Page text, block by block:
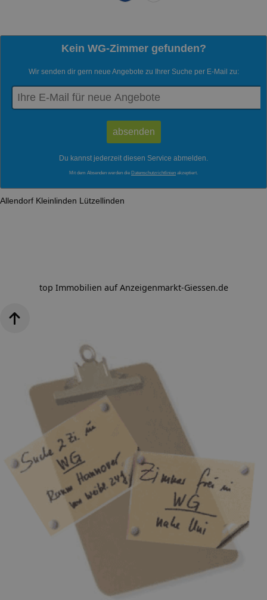
Kein WG-Zimmer gefunden?
Wir senden dir gern neue Angebote zu Ihrer Suche per E-Mail zu:
Du kannst jederzeit diesen Service abmelden.
Mit dem Absenden werden die Datenschutzrichtlinien akzeptiert.
Allendorf Kleinlinden Lützellinden
top Immobilien auf Anzeigenmarkt-Giessen.de